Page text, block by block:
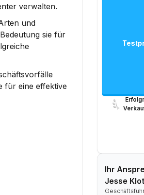
Ihr
Jesse
verwalten.
und
sie für
für eine effektive